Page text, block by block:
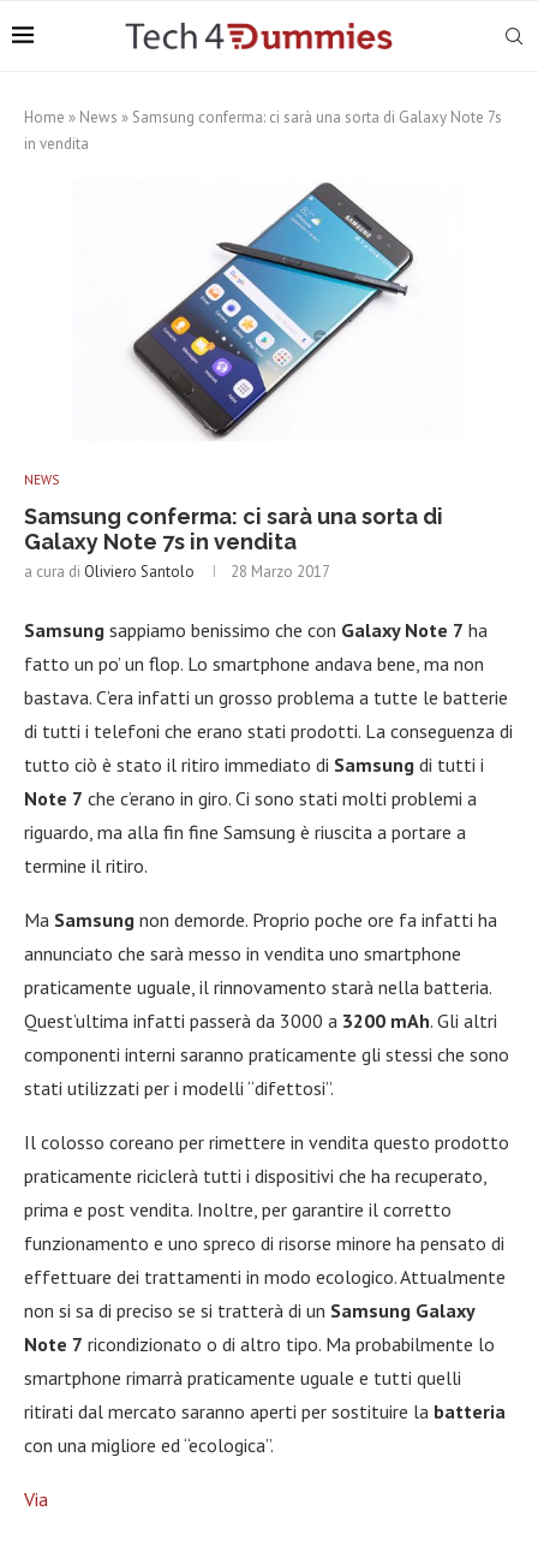
Home » News » Samsung conferma: ci sarà una sorta di Galaxy Note 7s
in vendita
NEWS
Samsung conferma: ci sarà una sorta di
Galaxy Note 7s in vendita
a cura di Oliviero Santolo 28 Marzo 2017
Samsung sappiamo benissimo che con Galaxy Note 7 ha
fatto un po’ un flop. Lo smartphone andava bene, ma non
bastava. C’era infatti un grosso problema a tutte le batterie
di tutti i telefoni che erano stati prodotti. La conseguenza di
tutto ciò è stato il ritiro immediato di Samsung di tutti i
Note 7 che c’erano in giro. Ci sono stati molti problemi a
riguardo, ma alla fin fine Samsung è riuscita a portare a
termine il ritiro.
Ma Samsung non demorde. Proprio poche ore fa infatti ha
annunciato che sarà messo in vendita uno smartphone
praticamente uguale, il rinnovamento starà nella batteria.
Quest’ultima infatti passerà da 3000 a 3200 mAh. Gli altri
componenti interni saranno praticamente gli stessi che sono
stati utilizzati per i modelli “difettosi”.
Il colosso coreano per rimettere in vendita questo prodotto
praticamente riciclerà tutti i dispositivi che ha recuperato,
prima e post vendita. Inoltre, per garantire il corretto
funzionamento e uno spreco di risorse minore ha pensato di
effettuare dei trattamenti in modo ecologico. Attualmente
non si sa di preciso se si tratterà di un Samsung Galaxy
Note 7 ricondizionato o di altro tipo. Ma probabilmente lo
smartphone rimarrà praticamente uguale e tutti quelli
ritirati dal mercato saranno aperti per sostituire la batteria
con una migliore ed “ecologica”.
Via